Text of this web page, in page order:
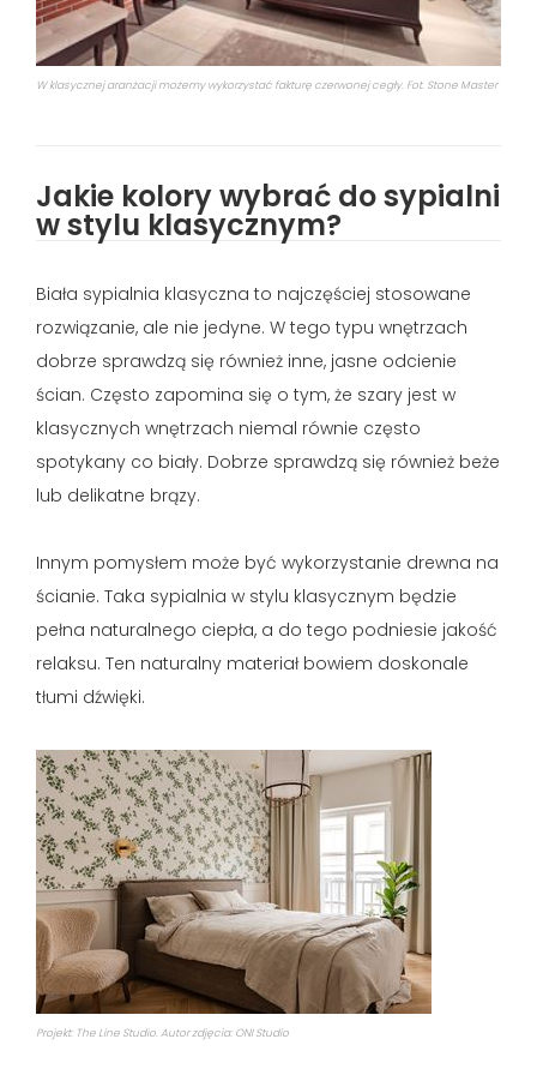
W klasycznej aranżacji możemy wykorzystać fakturę czerwonej cegły. Fot. Stone Master
Jakie kolory wybrać do sypialni
w stylu klasycznym?
Biała sypialnia klasyczna to najczęściej stosowane
rozwiązanie, ale nie jedyne. W tego typu wnętrzach
dobrze sprawdzą się również inne, jasne odcienie
ścian. Często zapomina się o tym, że szary jest w
klasycznych wnętrzach niemal równie często
spotykany co biały. Dobrze sprawdzą się również beże
lub delikatne brązy.
Innym pomysłem może być wykorzystanie drewna na
ścianie. Taka sypialnia w stylu klasycznym będzie
pełna naturalnego ciepła, a do tego podniesie jakość
relaksu. Ten naturalny materiał bowiem doskonale
tłumi dźwięki.
Projekt: The Line Studio. Autor zdjęcia: ONI Studio